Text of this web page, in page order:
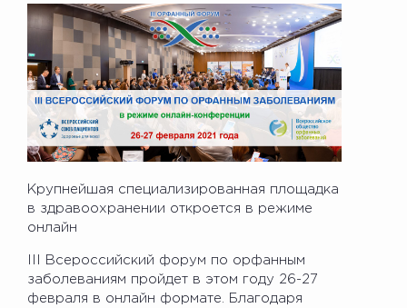
Крупнейшая специализированная площадка
в здравоохранении откроется в режиме
онлайн
III Всероссийский форум по орфанным
заболеваниям пройдет в этом году 26-27
февраля в онлайн формате. Благодаря